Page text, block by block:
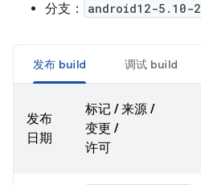
分支： android12-5.10-
发布 build 调试 build
发布
日期
标记 / 来源 /
变更 /
许可